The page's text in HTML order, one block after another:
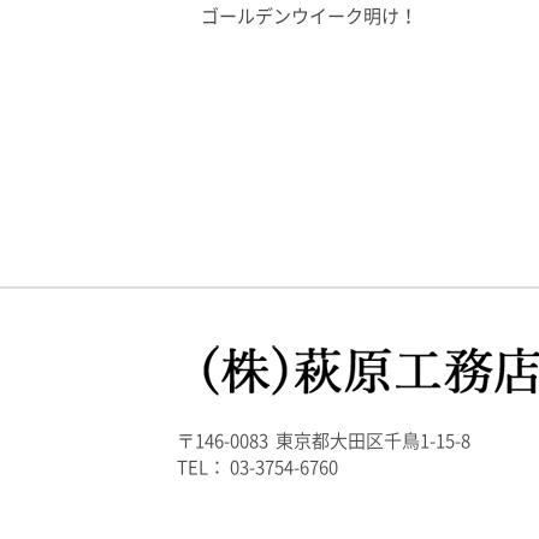
ゴールデンウイーク明け！
〒146-0083 東京都大田区千鳥1-15-8
TEL： 03-3754-6760